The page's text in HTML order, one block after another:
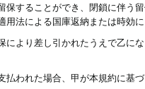
保することができ、閉鎖に伴う
用法による国庫返納または時効
により差し引かれたうえで乙に
払われた場合、甲が本規約に基